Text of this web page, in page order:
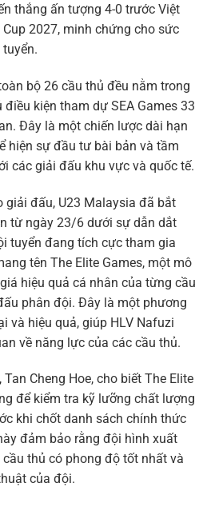
thắng ấn tượng 4-0 trước Việt
2027, minh chứng cho sức
bộ 26 cầu thủ đều nằm trong
kiện tham dự SEA Games 33
Đây là một chiến lược dài hạn
hiện sự đầu tư bài bản và tầm
các giải đấu khu vực và quốc tế.
giải đấu, U23 Malaysia đã bắt
từ ngày 23/6 dưới sự dẫn dắt
tuyển đang tích cực tham gia
tên The Elite Games, một mô
hiệu quả cá nhân của từng cầu
phân đội. Đây là một phương
và hiệu quả, giúp HLV Nafuzi
về năng lực của các cầu thủ.
Cheng Hoe, cho biết The Elite
để kiểm tra kỹ lưỡng chất lượng
khi chốt danh sách chính thức
đảm bảo rằng đội hình xuất
thủ có phong độ tốt nhất và
của đội.